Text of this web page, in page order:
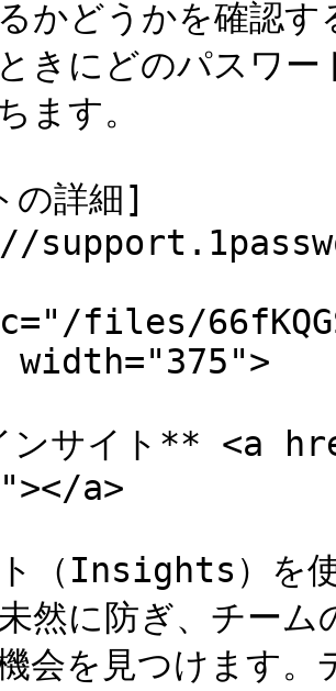
かどうかを確認
きにどのパスワ
ます。
の詳細]
files/
ンサイト** <a
a>
（Insights）を
然に防ぎ、チー
会を見つけます。